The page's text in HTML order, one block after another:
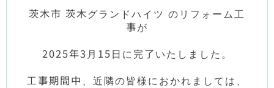
茨木市 茨木グランドハイツ のリフォーム工
事が
2025年3月15日に完了いたしました。
工事期間中、近隣の皆様におかれましては、